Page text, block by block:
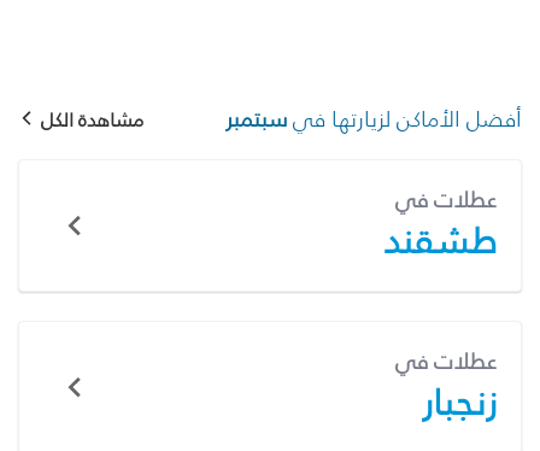
أفضل الأماكن لزيارتها فيسبتمبر مشاهدة الكل
عطلات في
طشقند
عطلات في
زنجبار